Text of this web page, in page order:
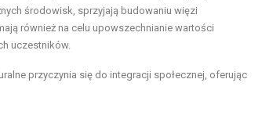
środowisk, sprzyjają budowaniu więzi
również na celu upowszechnianie wartości
uczestników.
przyczynia się do integracji społecznej, oferując